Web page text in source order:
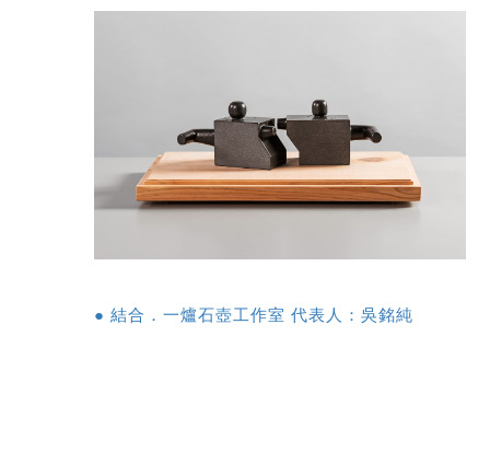
● 結合．一爐石壺工作室 代表人：吳銘純